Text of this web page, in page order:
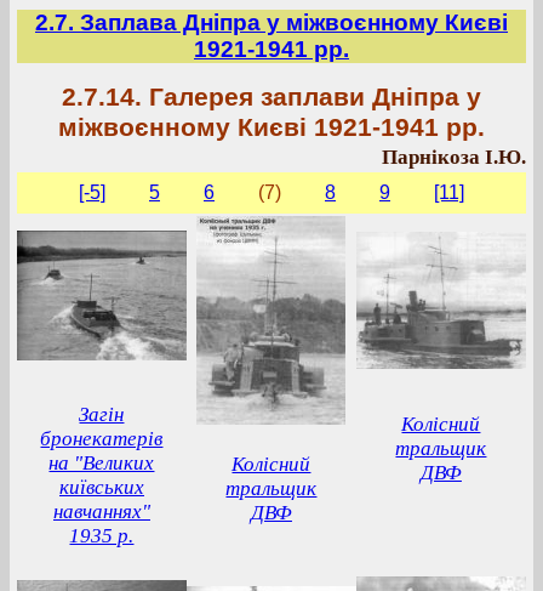
2.7. Заплава Дніпра у міжвоєнному Києві
1921-1941 рр.
2.7.14. Галерея заплави Дніпра у
міжвоєнному Києві 1921-1941 рр.
Парнікоза І.Ю.
[-5] 5 6 (7) 8 9 [11]
Загін
бронекатерів
на "Великих
київських
навчаннях"
1935 р.
Колісний
тральщик
ДВФ
Колісний
тральщик
ДВФ